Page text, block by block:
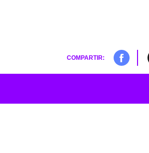
COMPARTIR: